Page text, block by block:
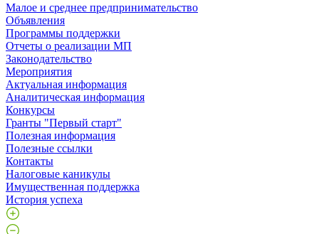
Малое и среднее предпринимательство
Объявления
Программы поддержки
Отчеты о реализации МП
Законодательство
Мероприятия
Актуальная информация
Аналитическая информация
Конкурсы
Гранты "Первый старт"
Полезная информация
Полезные ссылки
Контакты
Налоговые каникулы
Имущественная поддержка
История успеха